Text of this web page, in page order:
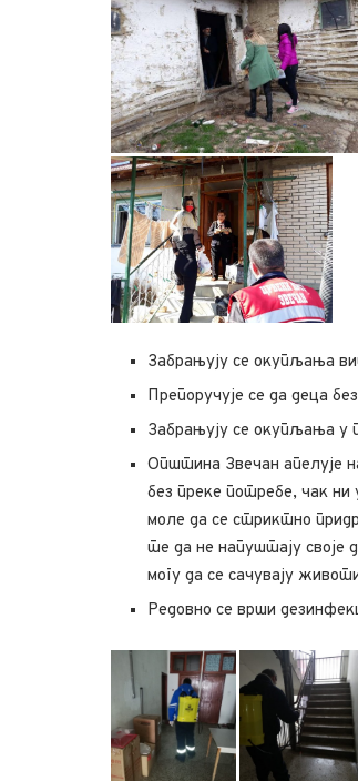
Забрањују се окупљања
Препоручује се да деца
Забрањују се окупљања у
Општина Звечан апелује
без преке потребе, чак
моле да се стриктно
те да не напуштају своје
могу да се сачувају
Редовно се врши